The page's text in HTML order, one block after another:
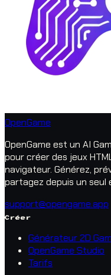
OpenGame
OpenGame est un AI
pour créer des jeux
navigateur. Générez,
partagez depuis un seul
support@opengame.app
Créer
Générateur 2D
OpenGame Studio
Tarifs